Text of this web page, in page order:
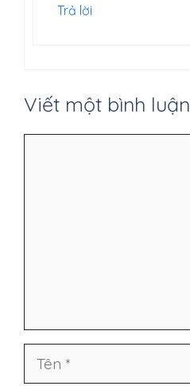
Trả lời
Viết một bình luận
Tên